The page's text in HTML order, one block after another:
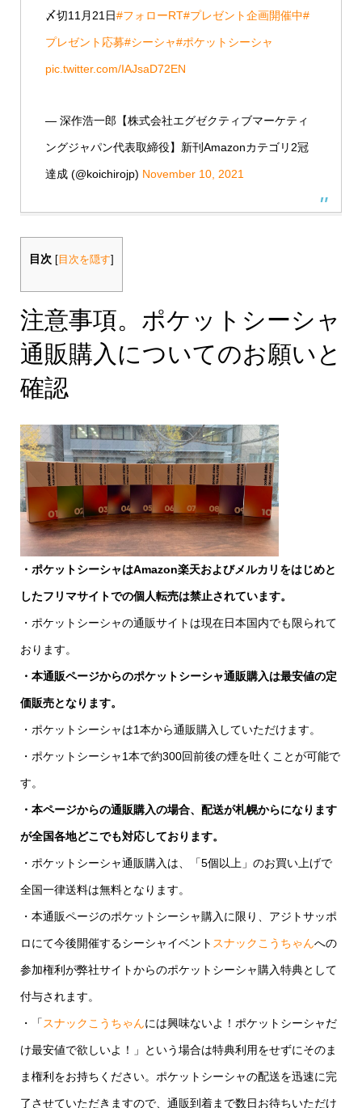
〆切11月21日#フォローRT#プレゼント企画開催中#
プレゼント応募#シーシャ#ポケットシーシャ
pic.twitter.com/IAJsaD72EN
— 深作浩一郎【株式会社エグゼクティブマーケティ
ングジャパン代表取締役】新刊Amazonカテゴリ2冠
達成 (@koichirojp) November 10, 2021
目次 目次を隠す
注意事項。ポケットシーシャ
通販購入についてのお願いと
確認
・ポケットシーシャはAmazon楽天およびメルカリをはじめと
したフリマサイトでの個人転売は禁止されています。
・ポケットシーシャの通販サイトは現在日本国内でも限られて
おります。
・本通販ページからのポケットシーシャ通販購入は最安値の定
価販売となります。
・ポケットシーシャは1本から通販購入していただけます。
・ポケットシーシャ1本で約300回前後の煙を吐くことが可能で
す。
・本ページからの通販購入の場合、配送が札幌からになります
が全国各地どこでも対応しております。
・ポケットシーシャ通販購入は、「5個以上」のお買い上げで
全国一律送料は無料となります。
・本通販ページのポケットシーシャ購入に限り、アジトサッポ
ロにて今後開催するシーシャイベント スナックこうちゃんへの
参加権利が弊社サイトからのポケットシーシャ購入特典として
付与されます。
・「スナックこうちゃんには興味ないよ！ポケットシーシャだ
け最安値で欲しいよ！」という場合は特典利用をせずにそのま
ま権利をお持ちください。ポケットシーシャの配送を迅速に完
了させていただきますので、通販到着まで数日お待ちいただけ